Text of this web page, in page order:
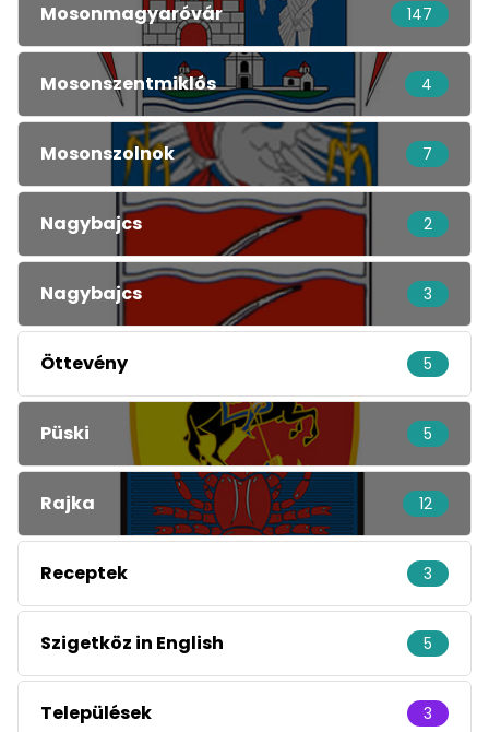
Mosonmagyaróvár 147
Mosonszentmiklós 4
Mosonszolnok 7
Nagybajcs 2
Nagybajcs 3
Öttevény 5
Püski 5
Rajka 12
Receptek 3
Szigetköz in English 5
Települések 3